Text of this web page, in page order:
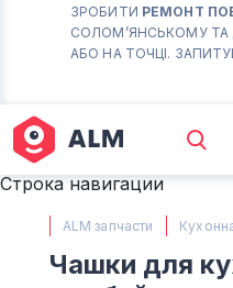
ЗРОБИТИ РЕМОНТ
СОЛОМ’ЯНСЬКОМУ ТА
АБО НА ТОЧЦІ.
18-00
(098) 672
М.
ВТ-СБ С10-
(067) 385
(063) 527
(044) 332
Строка навигации
ALM запчасти
Чашки для